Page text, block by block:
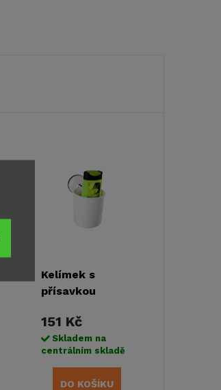
Kelímek s
přísavkou
151 Kč
Skladem na
centrálním skladě
DO KOŠÍKU